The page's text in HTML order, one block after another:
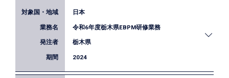
岡山県では、小学校教員が苦手意識を持ちやすい領
域の体育授業に外部人材（スペシャルサポーター）
を派遣することで、体育授業の質向上に取り組んで
日本
令和6年度栃木県EBPM研修業務
栃木県
2024